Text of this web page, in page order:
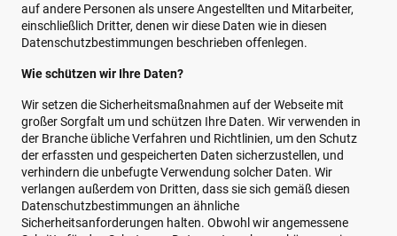
auf andere Personen als unsere Angestellten und Mitarbeiter,
einschließlich Dritter, denen wir diese Daten wie in diesen
Datenschutzbestimmungen beschrieben offenlegen.
Wie schützen wir Ihre Daten?
Wir setzen die Sicherheitsmaßnahmen auf der Webseite mit
großer Sorgfalt um und schützen Ihre Daten. Wir verwenden in
der Branche übliche Verfahren und Richtlinien, um den Schutz
der erfassten und gespeicherten Daten sicherzustellen, und
verhindern die unbefugte Verwendung solcher Daten. Wir
verlangen außerdem von Dritten, dass sie sich gemäß diesen
Datenschutzbestimmungen an ähnliche
Sicherheitsanforderungen halten. Obwohl wir angemessene